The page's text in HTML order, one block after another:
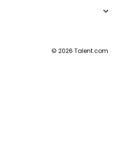
© 2026 Talent.com